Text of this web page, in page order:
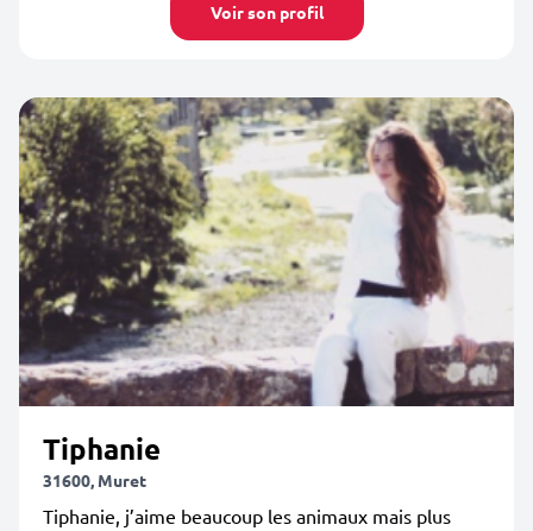
Voir son profil
Tiphanie
31600, Muret
Tiphanie, j’aime beaucoup les animaux mais plus